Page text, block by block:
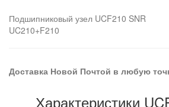
Подшипниковый узел UCF210 SNR
UC210+F210
Доставка Новой Почтой в любую
Характеристики